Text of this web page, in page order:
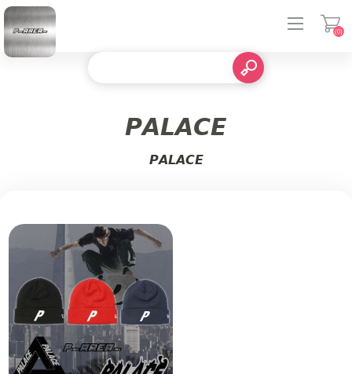
(0)
𝙋𝘼𝙇𝘼𝘾𝙀
𝙋𝘼𝙇𝘼𝘾𝙀